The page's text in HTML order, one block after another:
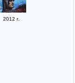
2012 г.